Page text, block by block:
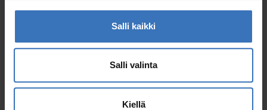
Salli kaikki
Salli valinta
Kiellä